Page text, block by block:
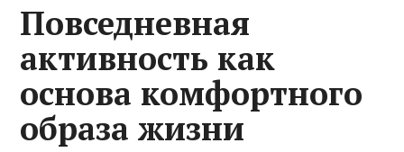
Повседневная
активность как
основа комфортного
образа жизни